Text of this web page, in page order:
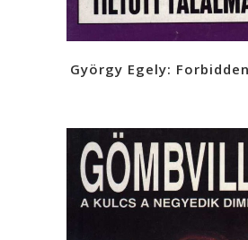
György Egely: